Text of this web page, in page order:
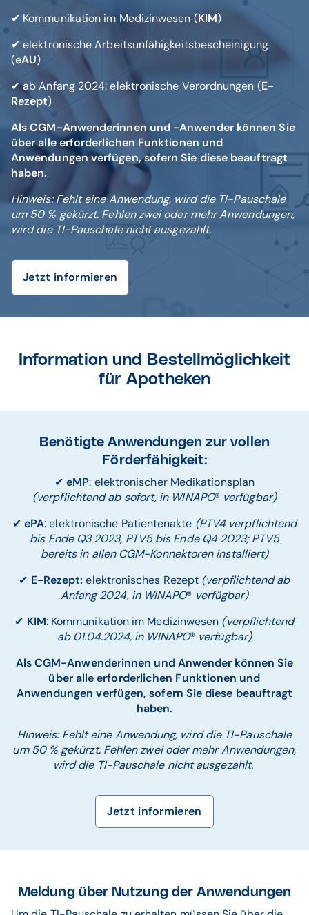
✔ Kommunikation im Medizinwesen (KIM)
✔ elektronische Arbeitsunfähigkeitsbescheinigung
(eAU)
✔ ab Anfang 2024: elektronische Verordnungen (E-
Rezept)
Als CGM-Anwenderinnen und -Anwender können Sie
über alle erforderlichen Funktionen und
Anwendungen verfügen, sofern Sie diese beauftragt
haben.
Hinweis: Fehlt eine Anwendung, wird die TI-Pauschale
um 50 % gekürzt. Fehlen zwei oder mehr Anwendungen,
wird die TI-Pauschale nicht ausgezahlt.
Jetzt informieren
Information und Bestellmöglichkeit
für Apotheken
Benötigte Anwendungen zur vollen
Förderfähigkeit:
✔eMP: elektronischer Medikationsplan
(verpflichtend ab sofort, in WINAPO® verfügbar)
✔ ePA: elektronische Patientenakte (PTV4 verpflichtend
bis Ende Q3 2023, PTV5 bis Ende Q4 2023; PTV5
bereits in allen CGM-Konnektoren installiert)
✔ E-Rezept:elektronisches Rezept (verpflichtend ab
Anfang 2024, in WINAPO® verfügbar)
✔ KIM: Kommunikation im Medizinwesen (verpflichtend
ab 01.04.2024, in WINAPO® verfügbar)
Als CGM-Anwenderinnen und Anwender können Sie
über alle erforderlichen Funktionen und
Anwendungen verfügen, sofern Sie diese beauftragt
haben.
Hinweis: Fehlt eine Anwendung, wird die TI-Pauschale
um 50 % gekürzt. Fehlen zwei oder mehr Anwendungen,
wird die TI-Pauschale nicht ausgezahlt.
Jetzt informieren
Meldung über Nutzung der Anwendungen